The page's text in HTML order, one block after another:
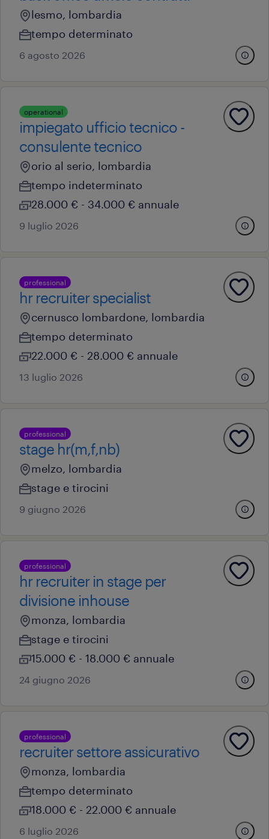
lesmo, lombardia
tempo determinato
6 agosto 2026
operational
impiegato ufficio tecnico -
consulente tecnico
orio al serio, lombardia
tempo indeterminato
28.000 € - 34.000 € annuale
9 luglio 2026
professional
hr recruiter specialist
cernusco lombardone, lombardia
tempo determinato
22.000 € - 28.000 € annuale
13 luglio 2026
professional
stage hr(m,f,nb)
melzo, lombardia
stage e tirocini
9 giugno 2026
professional
hr recruiter in stage per
divisione inhouse
monza, lombardia
stage e tirocini
15.000 € - 18.000 € annuale
24 giugno 2026
professional
recruiter settore assicurativo
monza, lombardia
tempo determinato
18.000 € - 22.000 € annuale
6 luglio 2026